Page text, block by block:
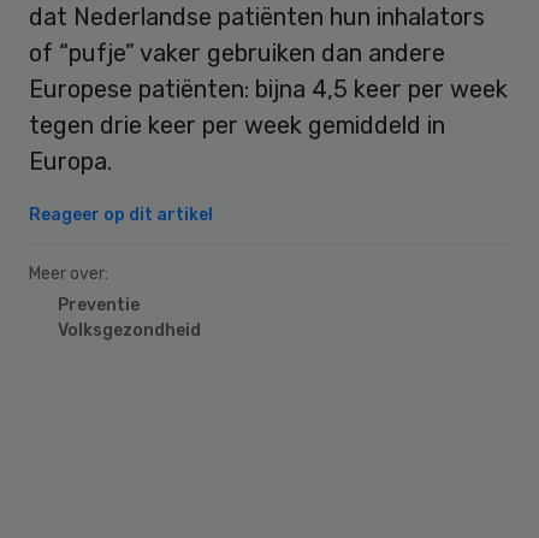
dat Nederlandse patiënten hun inhalators
of “pufje” vaker gebruiken dan andere
Europese patiënten: bijna 4,5 keer per week
tegen drie keer per week gemiddeld in
Europa.
Reageer op dit artikel
Meer over:
Preventie
Volksgezondheid